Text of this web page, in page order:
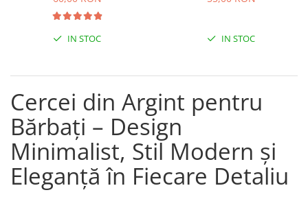
Lănțișoare Argint Diverse
COLIERE CU PERLE
Coliere cu Perle Naturale
COLIERE ȘNUR REGLABIL
Coliere cu Inimioare
Coliere cu Cruce
Coliere cu Stea
Coliere cu Soare
Coliere cu Semilună
Coliere cu Zodii
IN STOC IN STOC
Cercei din Argint pentru
Bărbați – Design
Minimalist, Stil Modern și
Eleganță în Fiecare Detaliu